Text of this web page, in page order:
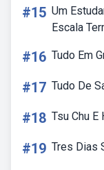
#15 Um
Escala
#16 Tudo Em
#17 Tudo De
#18 Tsu Chu E
#19 Tres Dias